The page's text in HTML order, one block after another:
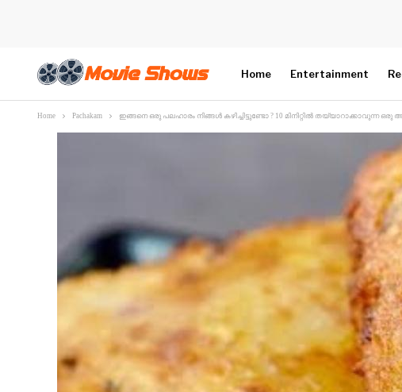
Home Entertainment
Home Pachakam ഇങ്ങനെ ഒരു പലഹാരം നിങ്ങൾ കഴിച്ചിട്ടുണ്ടോ ? 10 മിനിറ്റിൽ തയ്യാറാക്കാവുന്ന ഒരു